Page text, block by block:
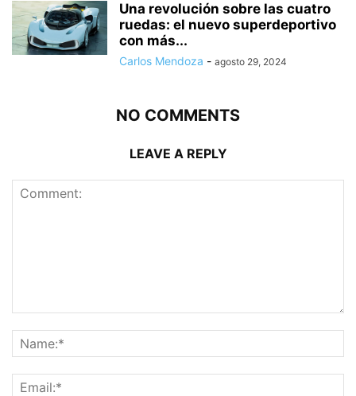
Una revolución sobre las cuatro
ruedas: el nuevo superdeportivo
con más...
Carlos Mendoza - agosto 29, 2024
NO COMMENTS
LEAVE A REPLY